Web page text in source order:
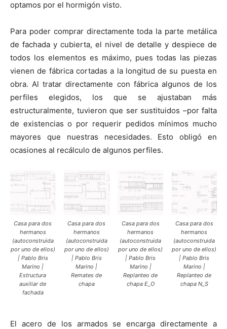
optamos por el hormigón visto.
Para poder comprar directamente toda la parte metálica
de fachada y cubierta, el nivel de detalle y despiece de
todos los elementos es máximo, pues todas las piezas
vienen de fábrica cortadas a la longitud de su puesta en
obra. Al tratar directamente con fábrica algunos de los
perfiles elegidos, los que se ajustaban más
estructuralmente, tuvieron que ser sustituidos –por falta
de existencias o por requerir pedidos mínimos mucho
mayores que nuestras necesidades. Esto obligó en
ocasiones al recálculo de algunos perfiles.
Casa para dos
hermanos
(autoconstruida
por uno de ellos)
| Pablo Bris
Marino |
Estructura
auxiliar de
fachada
Casa para dos
hermanos
(autoconstruida
por uno de ellos)
| Pablo Bris
Marino |
Remates de
chapa
Casa para dos
hermanos
(autoconstruida
por uno de ellos)
| Pablo Bris
Marino |
Replanteo de
chapa E_O
Casa para dos
hermanos
(autoconstruida
por uno de ellos)
| Pablo Bris
Marino |
Replanteo de
chapa N_S
El acero de los armados se encarga directamente a